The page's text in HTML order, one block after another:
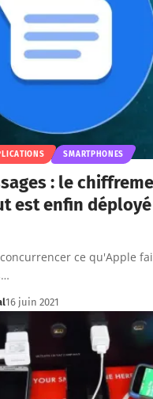
SMARTPHONES
: le
est enfin
ce qu'Apple
16 juin 2021